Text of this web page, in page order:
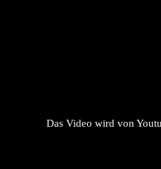
Das Video wird von